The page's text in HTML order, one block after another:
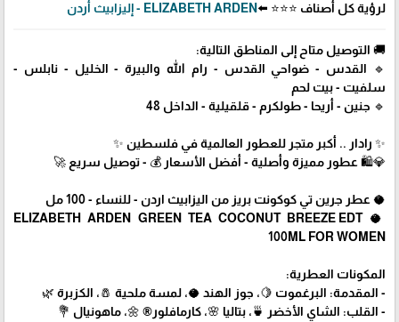
لرؤية كل أصناف ⭐⭐⭐ ⬅️ELIZABETH ARDEN - إليزابيث أردن
🚚 التوصيل متاح إلى المناطق التالية:
🔹 القدس - ضواحي القدس - رام الله والبيرة - الخليل - نابلس -
سلفيت - بيت لحم
🔹 جنين - أريحا - طولكرم - قلقيلية - الداخل 48
✨ رادار .. أكبر متجر للعطور العالمية في فلسطين ✨
💎🛍️ عطور مميزة وأصلية - أفضل الأسعار 💰 - توصيل سريع 🚀
🥥 عطر جرين تي كوكونت بريز من اليزابيث اردن - للنساء - 100 مل
🥥 ELIZABETH ARDEN GREEN TEA COCONUT BREEZE EDT
100ML FOR WOMEN
المكونات العطرية:
- المقدمة: البرغموت 🍋، جوز الهند 🥥، لمسة ملحية 🧂، الكزبرة 🌿
- القلب: الشاي الأخضر 🍵، بتاليا 🌸، كارمافلور® 🌼، ماهونيال 💐